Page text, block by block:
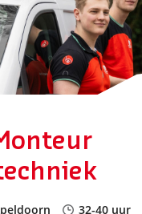
32-40 uur